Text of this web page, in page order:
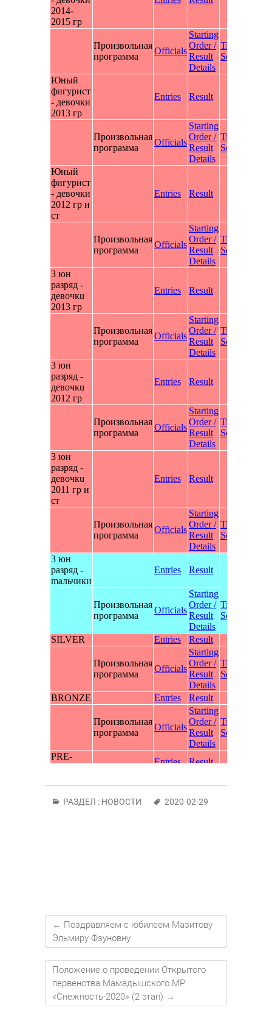
РАЗДЕЛ : НОВОСТИ 2020-02-29
← Поздравляем с юбилеем Мазитову
Эльмиру Фзуновну
Положение о проведении Открытого
первенства Мамадышского МР
«Снежность-2020» (2 этап) →